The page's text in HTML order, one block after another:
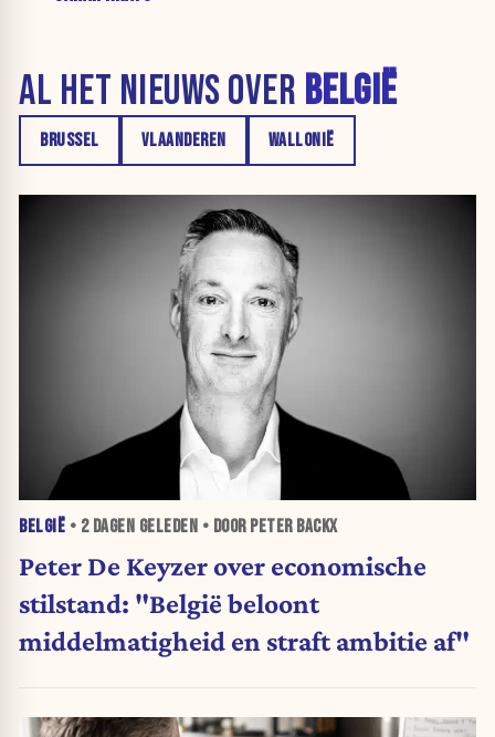
AL HET NIEUWS OVER BELGIË
BRUSSEL VLAANDEREN WALLONIË
BELGIË • 2 DAGEN GELEDEN • DOOR PETER BACKX
Peter De Keyzer over economische
stilstand: "België beloont
middelmatigheid en straft ambitie af"